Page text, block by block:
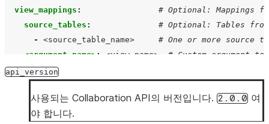
view_mappings :
# Optional: Mappings
source_tables :
# Optional: Tables
-
<source_table_name>
# One or more source
<argument_name> : <view_name>
# Custom argument to
local_view_mappings
-
<my_table_name>
# One or more local
<argument_name>
api_version
사용되는 Collaboration API의 버전입니다. 2.0.0 여
야 합니다.